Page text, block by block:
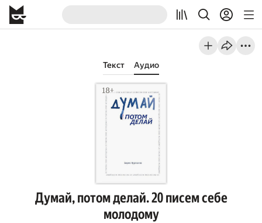
Текст Аудио
Думай, потом делай. 20 писем себе
молодому